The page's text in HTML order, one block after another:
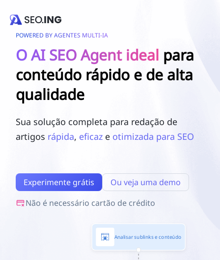
POWERED BY AGENTES MULTI-IA
O AI SEO Agent ideal para
conteúdo rápido e de alta
qualidade
Sua solução completa para redação de
artigos rápida, eficaz e otimizada para SEO
Experimente grátis
Ou veja uma demo
Não é necessário cartão de crédito
Analisar sublinks e conteúdo